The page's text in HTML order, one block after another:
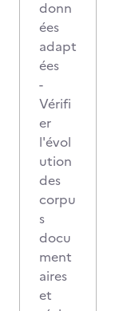
donn
ées
adapt
ées
-
Vérifi
er
l'évol
ution
des
corpu
s
docu
ment
aires
et